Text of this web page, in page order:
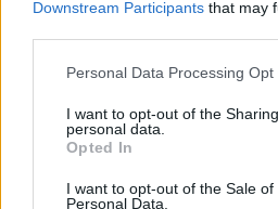
Downstream Participants that may
Personal Data Processing Opt
I want to opt-out of the
personal data.
Opted In
I want to opt-out of the Sale of
Personal Data.
szfe átalakítása